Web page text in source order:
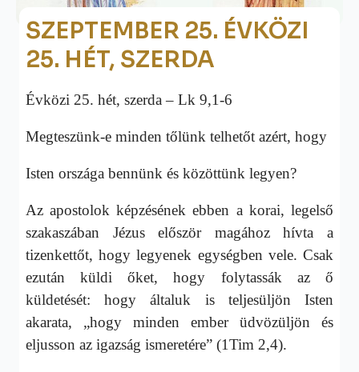
SZEPTEMBER 25. ÉVKÖZI
25. HÉT, SZERDA
Évközi 25. hét, szerda – Lk 9,1-6
Megteszünk-e minden tőlünk telhetőt azért, hogy
Isten országa bennünk és közöttünk legyen?
Az apostolok képzésének ebben a korai, legelső
szakaszában Jézus először magához hívta a
tizenkettőt, hogy legyenek egységben vele. Csak
ezután küldi őket, hogy folytassák az ő
küldetését: hogy általuk is teljesüljön Isten
akarata, „hogy minden ember üdvözüljön és
eljusson az igazság ismeretére” (1Tim 2,4).